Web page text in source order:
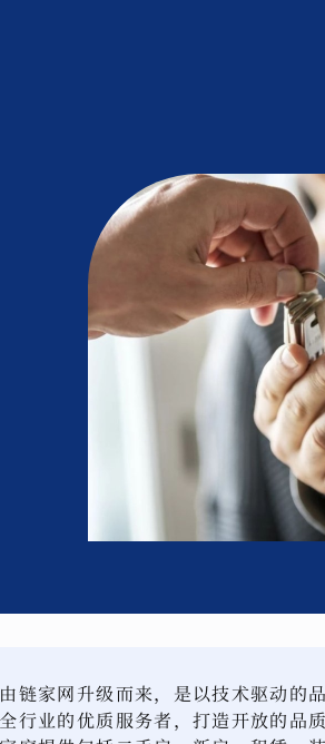
链家网升级而来，是以技术驱动的
行业的优质服务者，打造开放的品